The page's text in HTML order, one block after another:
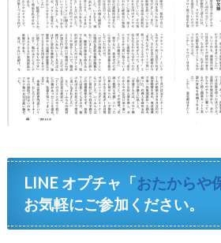
LINE オプチャ「おたからや
お気軽にご参加ください。